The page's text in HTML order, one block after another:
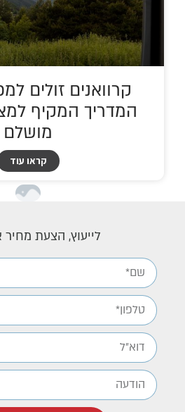
המדריך המקיף
מושלם
קראו עוד
לייעוץ, הצעת מחיר